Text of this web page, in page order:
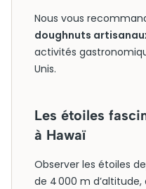
Nous vous
doughnuts
activités
Unis.
Les étoiles
à Hawaï
Observer les étoiles
de 4 000 m